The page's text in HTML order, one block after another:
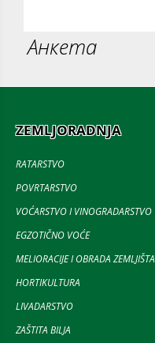
Анкета
ZEMLJORADNJA
RATARSTVO
POVRTARSTVO
VOĆARSTVO I VINOGRADARSTVO
EGZOTIČNO VOĆE
MELIORACIJE I OBRADA ZEMLJIŠTA
HORTIKULTURA
LIVADARSTVO
ZAŠTITA BILJA